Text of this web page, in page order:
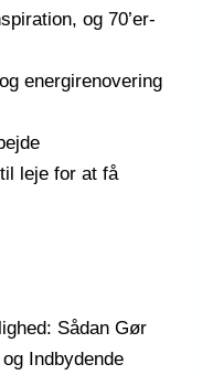
og 70’er-
energirenovering
leje for at få
Sådan Gør
Indbydende